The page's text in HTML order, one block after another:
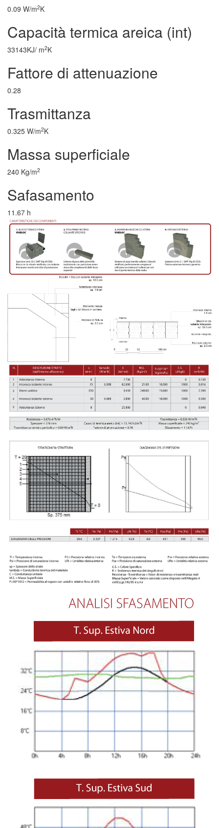
0.09 W/m2K
Capacità termica areica (int)
33143KJ/ m2K
Fattore di attenuazione
0.28
Trasmittanza
0.325 W/m2K
Massa superficiale
240 Kg/m2
Safasamento
11.67 h